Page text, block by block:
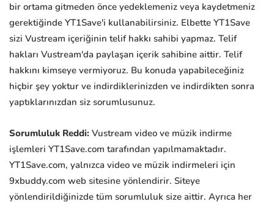
bir ortama gitmeden önce yedeklemeniz veya kaydetmeniz
gerektiğinde YT1Save'i kullanabilirsiniz. Elbette YT1Save
sizi Vustream içeriğinin telif hakkı sahibi yapmaz. Telif
hakları Vustream'da paylaşan içerik sahibine aittir. Telif
hakkını kimseye vermiyoruz. Bu konuda yapabileceğiniz
hiçbir şey yoktur ve indirdiklerinizden ve indirdikten sonra
yaptıklarınızdan siz sorumlusunuz.
Sorumluluk Reddi: Vustream video ve müzik indirme
işlemleri YT1Save.com tarafından yapılmamaktadır.
YT1Save.com, yalnızca video ve müzik indirmeleri için
9xbuddy.com web sitesine yönlendirir. Siteye
yönlendirildiğinizde tüm sorumluluk size aittir. Ayrıca her